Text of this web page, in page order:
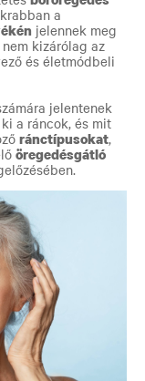
a
jelennek meg
kizárólag az
és életmódbeli
jelentenek
a ráncok, és mit
ránctípusokat,
öregedésgátló